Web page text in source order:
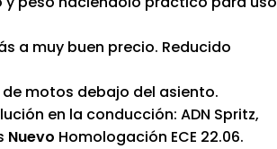
a muy buen precio. Reducido
motos debajo del asiento.
en la conducción: ADN Spritz,
Nuevo Homologación ECE 22.06.